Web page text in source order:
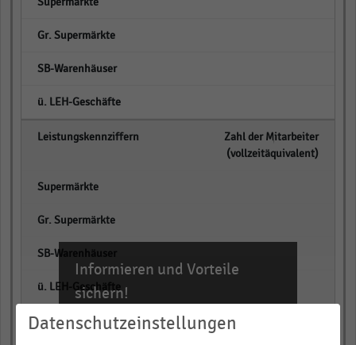
Zahl der Mitarbeiter
(vollzeitäquivalent)
Informieren und Vorteile
sichern!
Für Ihre bequeme und umfassende
Datenschutzeinstellungen